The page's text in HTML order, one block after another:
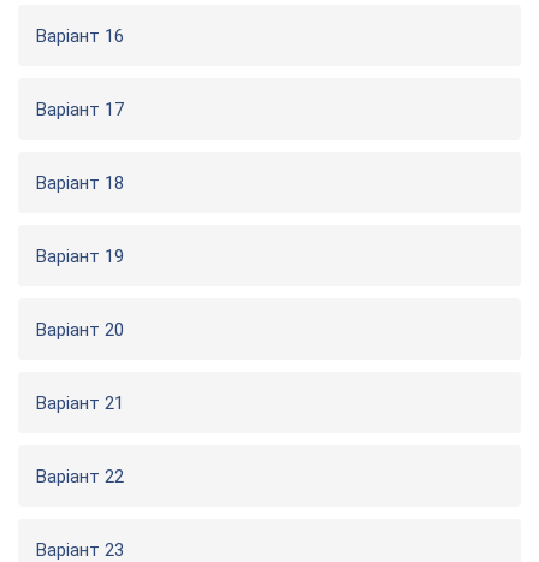
Варіант 16
Варіант 17
Варіант 18
Варіант 19
Варіант 20
Варіант 21
Варіант 22
Варіант 23